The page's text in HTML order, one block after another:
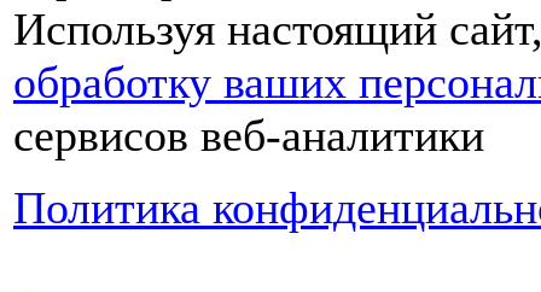
Используя настоящий
обработку ваших
сервисов веб-аналитики
Политика